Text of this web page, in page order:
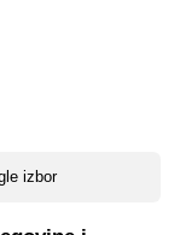
izbor